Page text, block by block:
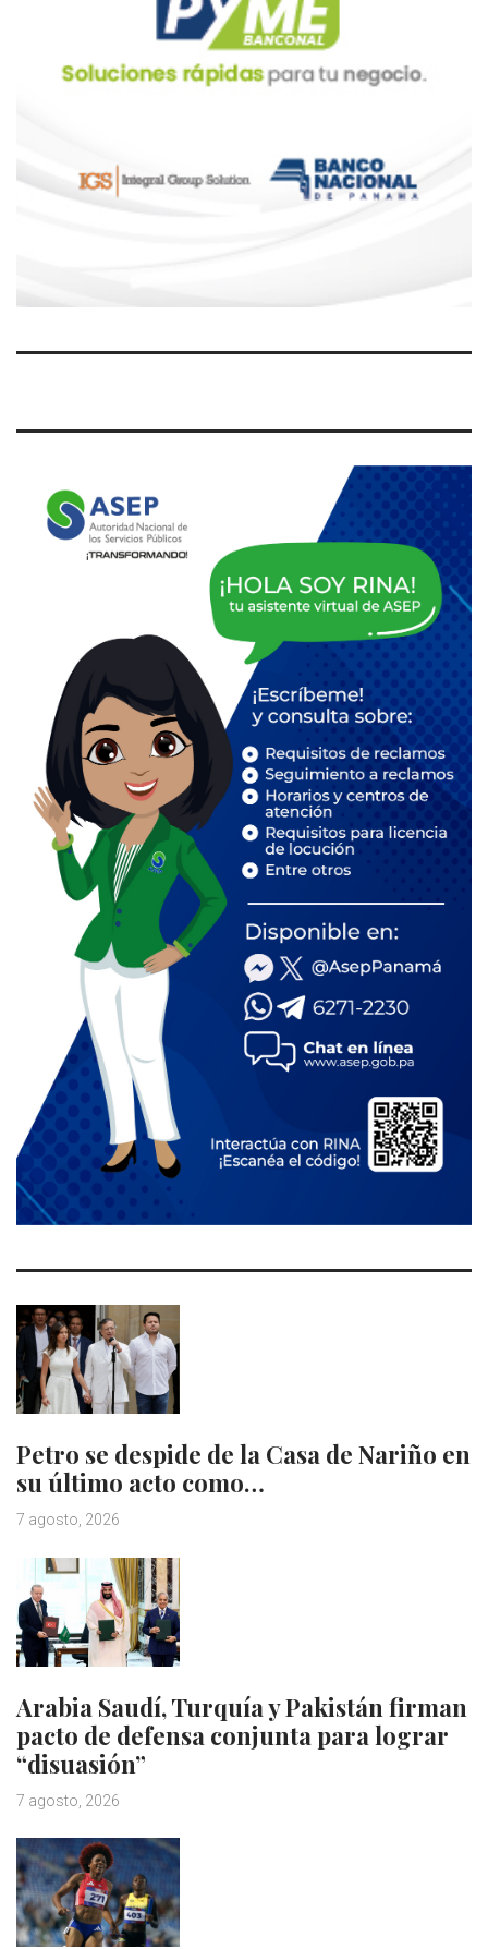
Petro se despide de la Casa de Nariño en
su último acto como…
7 agosto, 2026
Arabia Saudí, Turquía y Pakistán firman
pacto de defensa conjunta para lograr
“disuasión”
7 agosto, 2026